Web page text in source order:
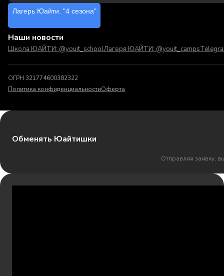
Лагерь Юайти. "4 сезона"
Наши новости
Школа ЮАЙТИ: @youit_schoolЛагеря ЮАЙТИ: @youit_camps
ОГРН 321774600382322
Политика конфиденциальностиОферта
Обменять Юайтишки
Отправляя заявку,